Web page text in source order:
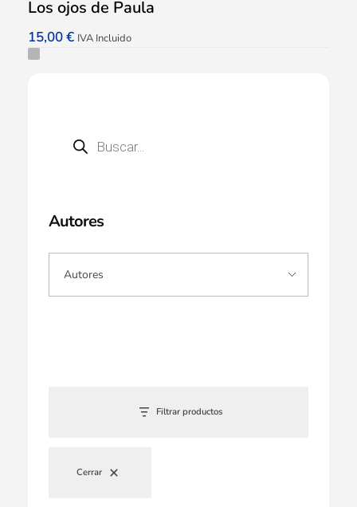
Los ojos de Paula
15,00€ IVA Incluido
Autores
Filtrar productos
Cerrar